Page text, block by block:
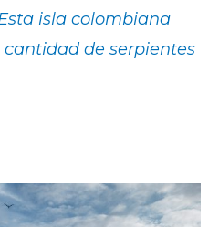
isla colombiana
de serpientes